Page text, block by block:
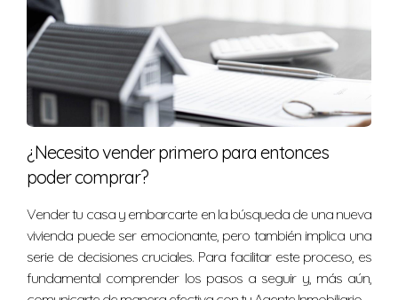
¿Necesito vender primero para entonces
poder comprar?
Vender tu casa y embarcarte en la búsqueda de una nueva
vivienda puede ser emocionante, pero también implica una
serie de decisiones cruciales. Para facilitar este proceso, es
fundamental comprender los pasos a seguir y, más aún,